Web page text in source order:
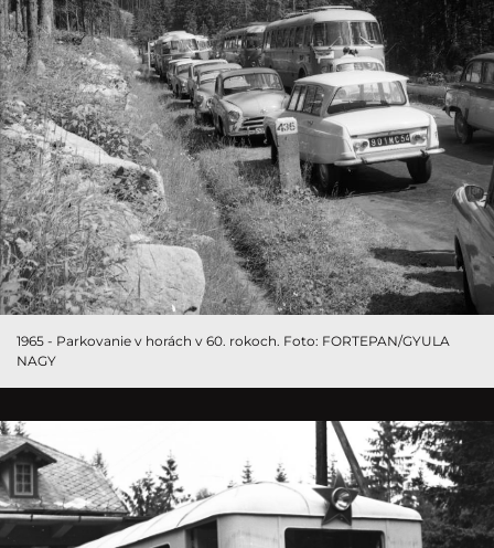
1965 - Parkovanie v horách v 60. rokoch. Foto: FORTEPAN/GYULA
NAGY